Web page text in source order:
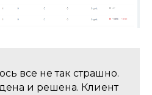
все не так страшно.
и решена. Клиент